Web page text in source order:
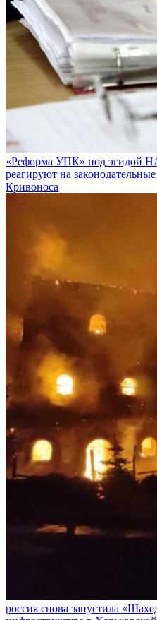
«Реформа УПК» под эгидой
реагируют на
Кривоноса
россия снова запустила